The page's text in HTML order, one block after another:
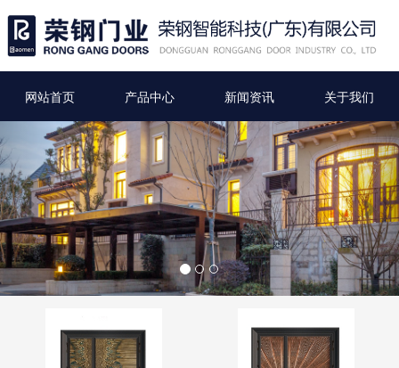
网站首页 产品中心 新闻资讯 关于我们
Previous